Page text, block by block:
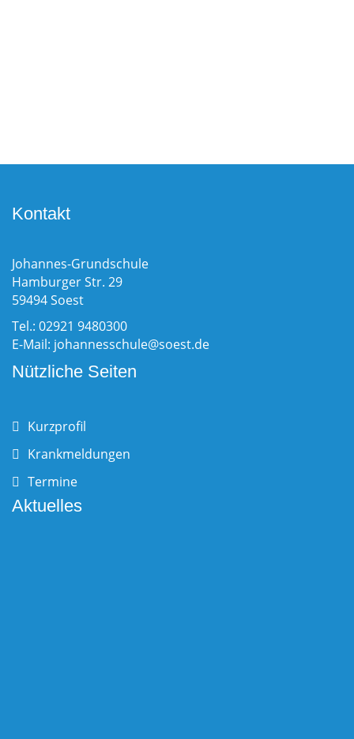
Kontakt
Johannes-Grundschule
Hamburger Str. 29
59494 Soest
Tel.: 02921 9480300
E-Mail: johannesschule@soest.de
Nützliche Seiten
Kurzprofil
Krankmeldungen
Termine
Aktuelles